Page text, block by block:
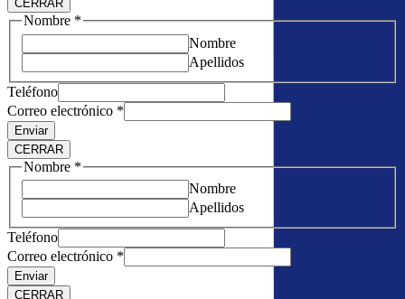
CERRAR
Nombre *
Nombre
Apellidos
Teléfono
Correo electrónico *
Enviar
CERRAR
Nombre *
Nombre
Apellidos
Teléfono
Correo electrónico *
Enviar
CERRAR